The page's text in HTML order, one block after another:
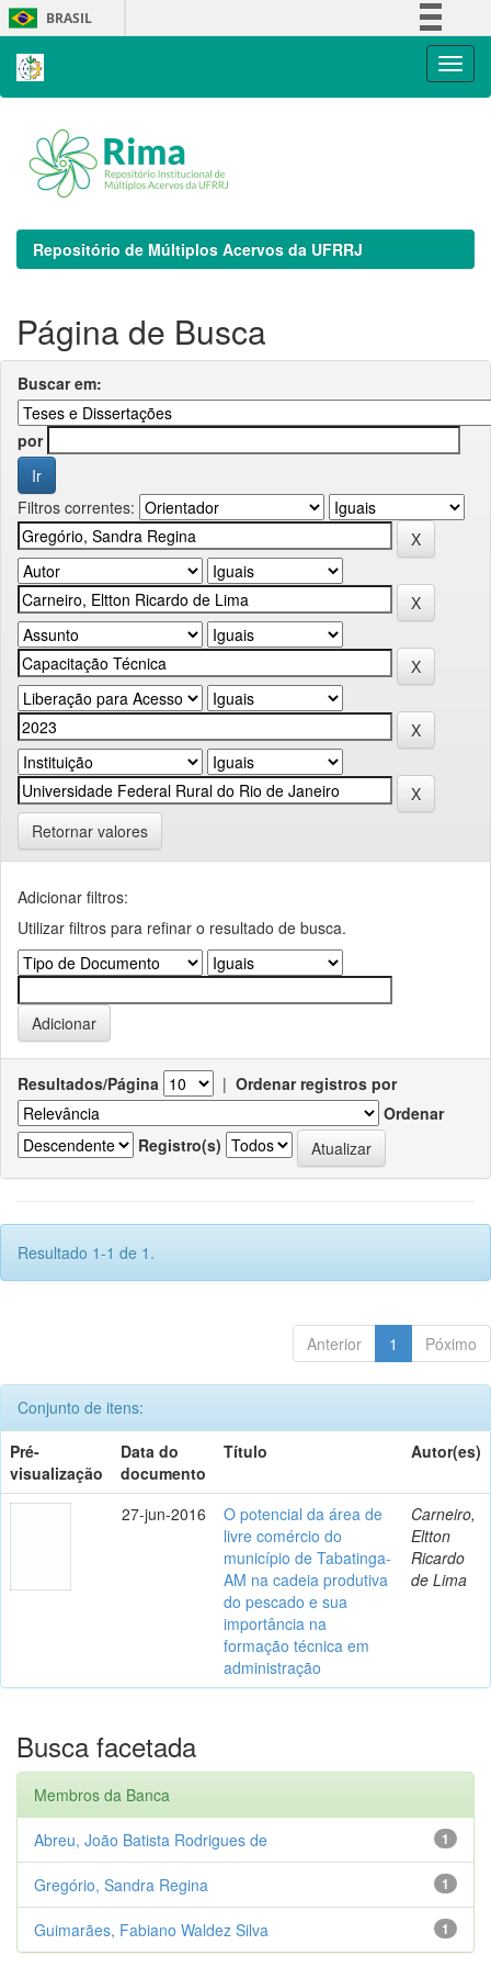
Skip
navigation
BRASIL
Repositório de Múltiplos Acervos da UFRRJ
Página de Busca
Buscar em:
por
Filtros correntes:
Retornar valores
Adicionar filtros:
Utilizar filtros para refinar o resultado de busca.
Resultados/Página | Ordenar registros por
Ordenar
Registro(s)
Resultado 1-1 de 1.
Anterior 1 Póximo
Conjunto de itens:
Pré-
visualização
Data do
documento
Título Autor(es)
27-jun-2016
O potencial da área de
livre comércio do
município de Tabatinga-
AM na cadeia produtiva
do pescado e sua
importância na
formação técnica em
administração
Carneiro,
Eltton
Ricardo
de Lima
Busca facetada
Membros da Banca
1
Abreu, João Batista Rodrigues de
1
Gregório, Sandra Regina
1
Guimarães, Fabiano Waldez Silva